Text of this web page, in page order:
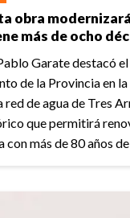
obra
más de ocho
Garate destacó el
de la Provincia en
red de agua de Tres
que permitirá
más de 80 años